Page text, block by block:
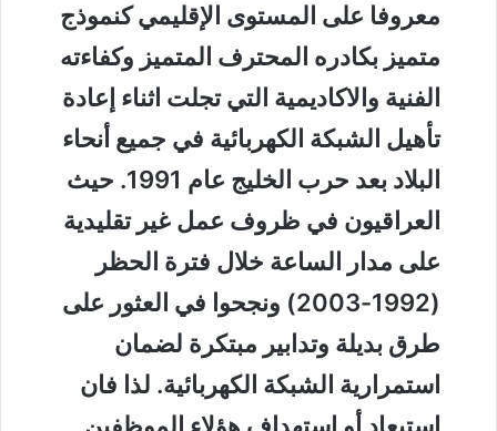
معروفا على المستوى الإقليمي كنموذج
متميز بكادره المحترف المتميز وكفاءته
الفنية والاكاديمية التي تجلت اثناء إعادة
تأهيل الشبكة الكهربائية في جميع أنحاء
البلاد بعد حرب الخليج عام 1991. حيث
العراقيون في ظروف عمل غير تقليدية
على مدار الساعة خلال فترة الحظر
(1992-2003) ونجحوا في العثور على
طرق بديلة وتدابير مبتكرة لضمان
استمرارية الشبكة الكهربائية. لذا فان